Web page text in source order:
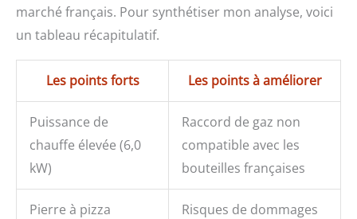
marché français. Pour synthétiser mon analyse, voici
un tableau récapitulatif.
Les points forts Les points à améliorer
Puissance de
chauffe élevée (6,0
kW)
Raccord de gaz non
compatible avec les
bouteilles françaises
Pierre à pizza
Risques de dommages